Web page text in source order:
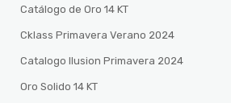
Catálogo de Oro 14 KT
Cklass Primavera Verano 2024
Catalogo Ilusion Primavera 2024
Oro Solido 14 KT